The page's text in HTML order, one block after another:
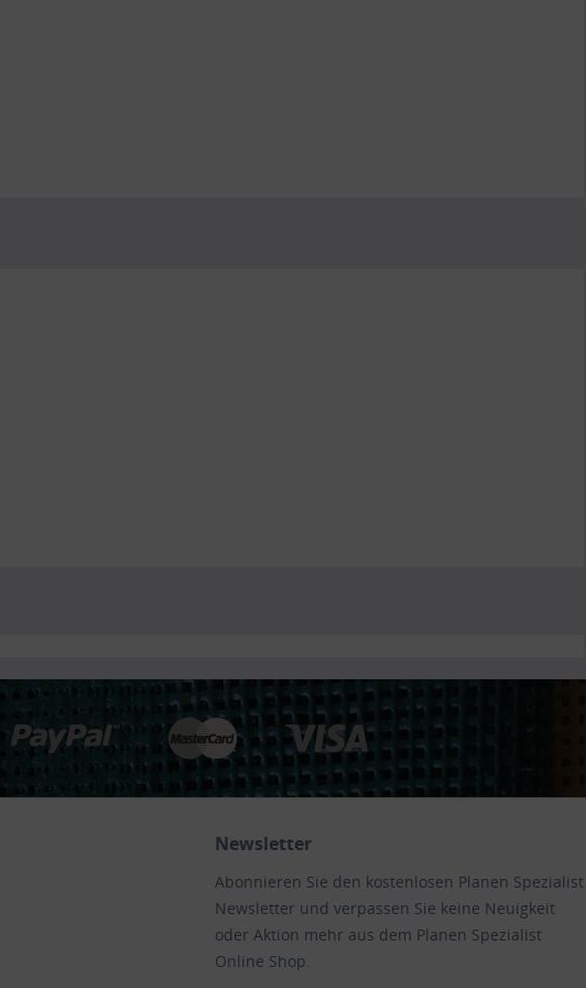
Newsletter
Abonnieren Sie den kostenlosen Planen Spezialist
Newsletter und verpassen Sie keine Neuigkeit
oder Aktion mehr aus dem Planen Spezialist
Online Shop.